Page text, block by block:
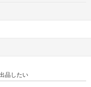
品したい